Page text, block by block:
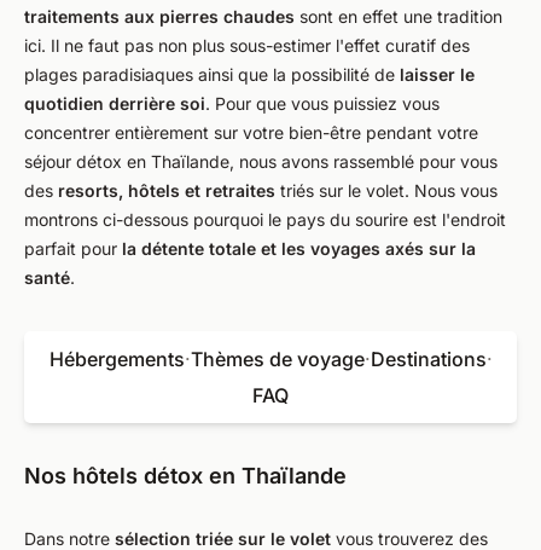
traitements aux pierres chaudes sont en effet une tradition
ici. Il ne faut pas non plus sous-estimer l'effet curatif des
plages paradisiaques ainsi que la possibilité de laisser le
quotidien derrière soi. Pour que vous puissiez vous
concentrer entièrement sur votre bien-être pendant votre
séjour détox en Thaïlande, nous avons rassemblé pour vous
des resorts, hôtels et retraites triés sur le volet. Nous vous
montrons ci-dessous pourquoi le pays du sourire est l'endroit
parfait pour la détente totale et les voyages axés sur la
santé.
Hébergements·Thèmes de voyage·Destinations·
FAQ
Nos hôtels détox en Thaïlande
Dans notre sélection triée sur le volet vous trouverez des